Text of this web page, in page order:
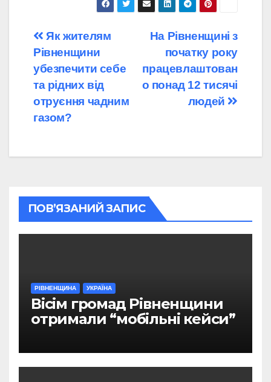
Навігація
записів
На Рівненщині з
початку року
працевлаштован
о понад 12 тисячі
людей
Як жителям
Рівненщини
убезпечити себе
та рідних від
отруєння чадним
газом?
ПОВ’ЯЗАНИЙ ЗАПИС
РІВНЕНЩИНА УКРАЇНА
Вісім громад Рівненщини
отримали “мобільні кейси”